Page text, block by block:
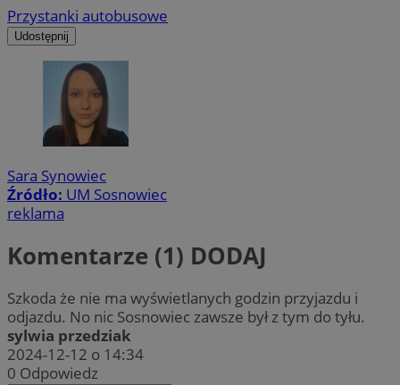
Przystanki autobusowe
Udostępnij
Sara Synowiec
Źródło: UM Sosnowiec
reklama
Komentarze (1) DODAJ
Szkoda że nie ma wyświetlanych godzin przyjazdu i
odjazdu. No nic Sosnowiec zawsze był z tym do tyłu.
sylwia przedziak
2024-12-12 o 14:34
0 Odpowiedz